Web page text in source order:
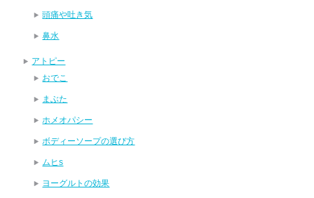
頭痛や吐き気
鼻水
アトピー
おでこ
まぶた
ホメオパシー
ボディーソープの選び方
ムヒs
ヨーグルトの効果